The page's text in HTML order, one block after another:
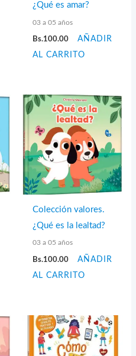
¿Qué es amar?
03 a 05 años
Bs.100.00
AÑADIR
AL CARRITO
Colección valores.
¿Qué es la lealtad?
03 a 05 años
Bs.100.00
AÑADIR
AL CARRITO